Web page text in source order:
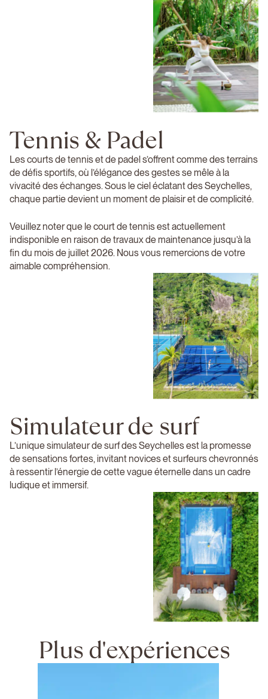
Tennis & Padel
Les courts de tennis et de padel s’offrent comme des terrains
de défis sportifs, où l’élégance des gestes se mêle à la
vivacité des échanges. Sous le ciel éclatant des Seychelles,
chaque partie devient un moment de plaisir et de complicité.
Veuillez noter que le court de tennis est actuellement
indisponible en raison de travaux de maintenance jusqu’à la
fin du mois de juillet 2026. Nous vous remercions de votre
aimable compréhension.
Simulateur de surf
L’unique simulateur de surf des Seychelles est la promesse
de sensations fortes, invitant novices et surfeurs chevronnés
à ressentir l’énergie de cette vague éternelle dans un cadre
ludique et immersif.
Plus d'expériences